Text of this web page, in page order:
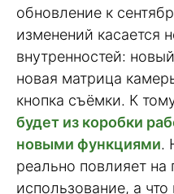
обновление к
изменений касается
внутренностей:
новая матрица
кнопка съёмки. К
будет из коробки
новыми функциями.
реально повлияет на
использование, а что